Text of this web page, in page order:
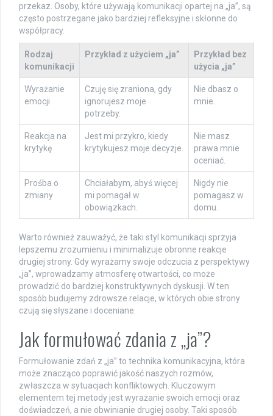
przekaz. Osoby, które używają komunikacji opartej na „ja”, są
często postrzegane jako bardziej refleksyjne i skłonne do
współpracy.
Rodzaj
komunikacji
Przykład z użyciem „ja”
Przykład bez
użycia „ja”
Wyrażanie
emocji
Czuję się zraniona, gdy
ignorujesz moje
potrzeby.
Nie dbasz o
mnie.
Reakcja na
krytykę
Jest mi przykro, kiedy
krytykujesz moje decyzje.
Nie masz
prawa mnie
oceniać.
Prośba o
zmiany
Chciałabym, abyś więcej
mi pomagał w
obowiązkach.
Nigdy nie
pomagasz w
domu.
Warto również zauważyć, że taki styl komunikacji sprzyja
lepszemu zrozumieniu i minimalizuje obronne reakcje
drugiej strony. Gdy wyrażamy swoje odczucia z perspektywy
„ja”, wprowadzamy atmosferę otwartości, co może
prowadzić do bardziej konstruktywnych dyskusji. W ten
sposób budujemy zdrowsze relacje, w których obie strony
czują się słyszane i doceniane.
Jak formułować zdania z „ja”?
Formułowanie zdań z „ja” to technika komunikacyjna, która
może znacząco poprawić jakość naszych rozmów,
zwłaszcza w sytuacjach konfliktowych. Kluczowym
elementem tej metody jest wyrażanie swoich emocji oraz
doświadczeń, a nie obwinianie drugiej osoby. Taki sposób